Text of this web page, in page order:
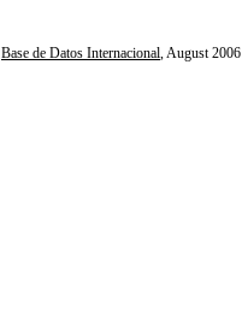
Base de Datos Internacional, August 2006